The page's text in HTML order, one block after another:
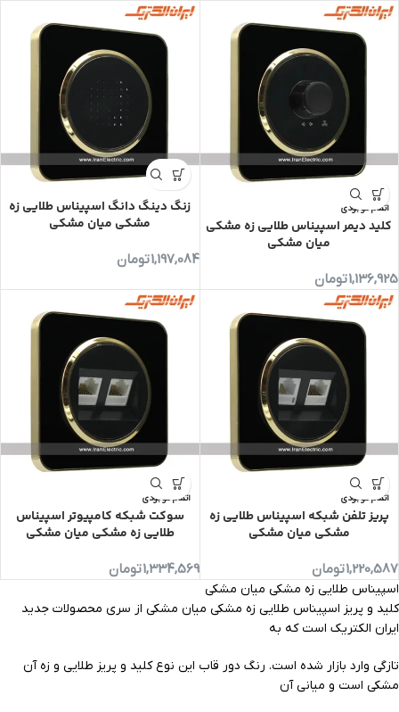
اتمام موجودی
کلید دیمر اسپیناس طلایی زه مشکی
میان مشکی
1,136,925تومان
زنگ دینگ دانگ اسپیناس طلایی زه
مشکی میان مشکی
1,197,084تومان
اتمام موجودی
پریز تلفن شبکه اسپیناس طلایی زه
مشکی میان مشکی
1,220,587تومان
اتمام موجودی
سوکت شبکه کامپیوتر اسپیناس
طلایی زه مشکی میان مشکی
1,334,569تومان
اسپیناس طلایی زه مشکی میان مشکی
کلید و پریز اسپیناس طلایی زه مشکی میان مشکی از سری محصولات جدید
ایران الکتریک است که به
تازگی وارد بازار شده است. رنگ دور قاب این نوع کلید و پریز طلایی و زه آن
مشکی است و میانی آن